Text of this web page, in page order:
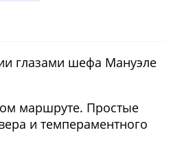
глазами шефа Мануэле
маршруте. Простые
и темпераментного